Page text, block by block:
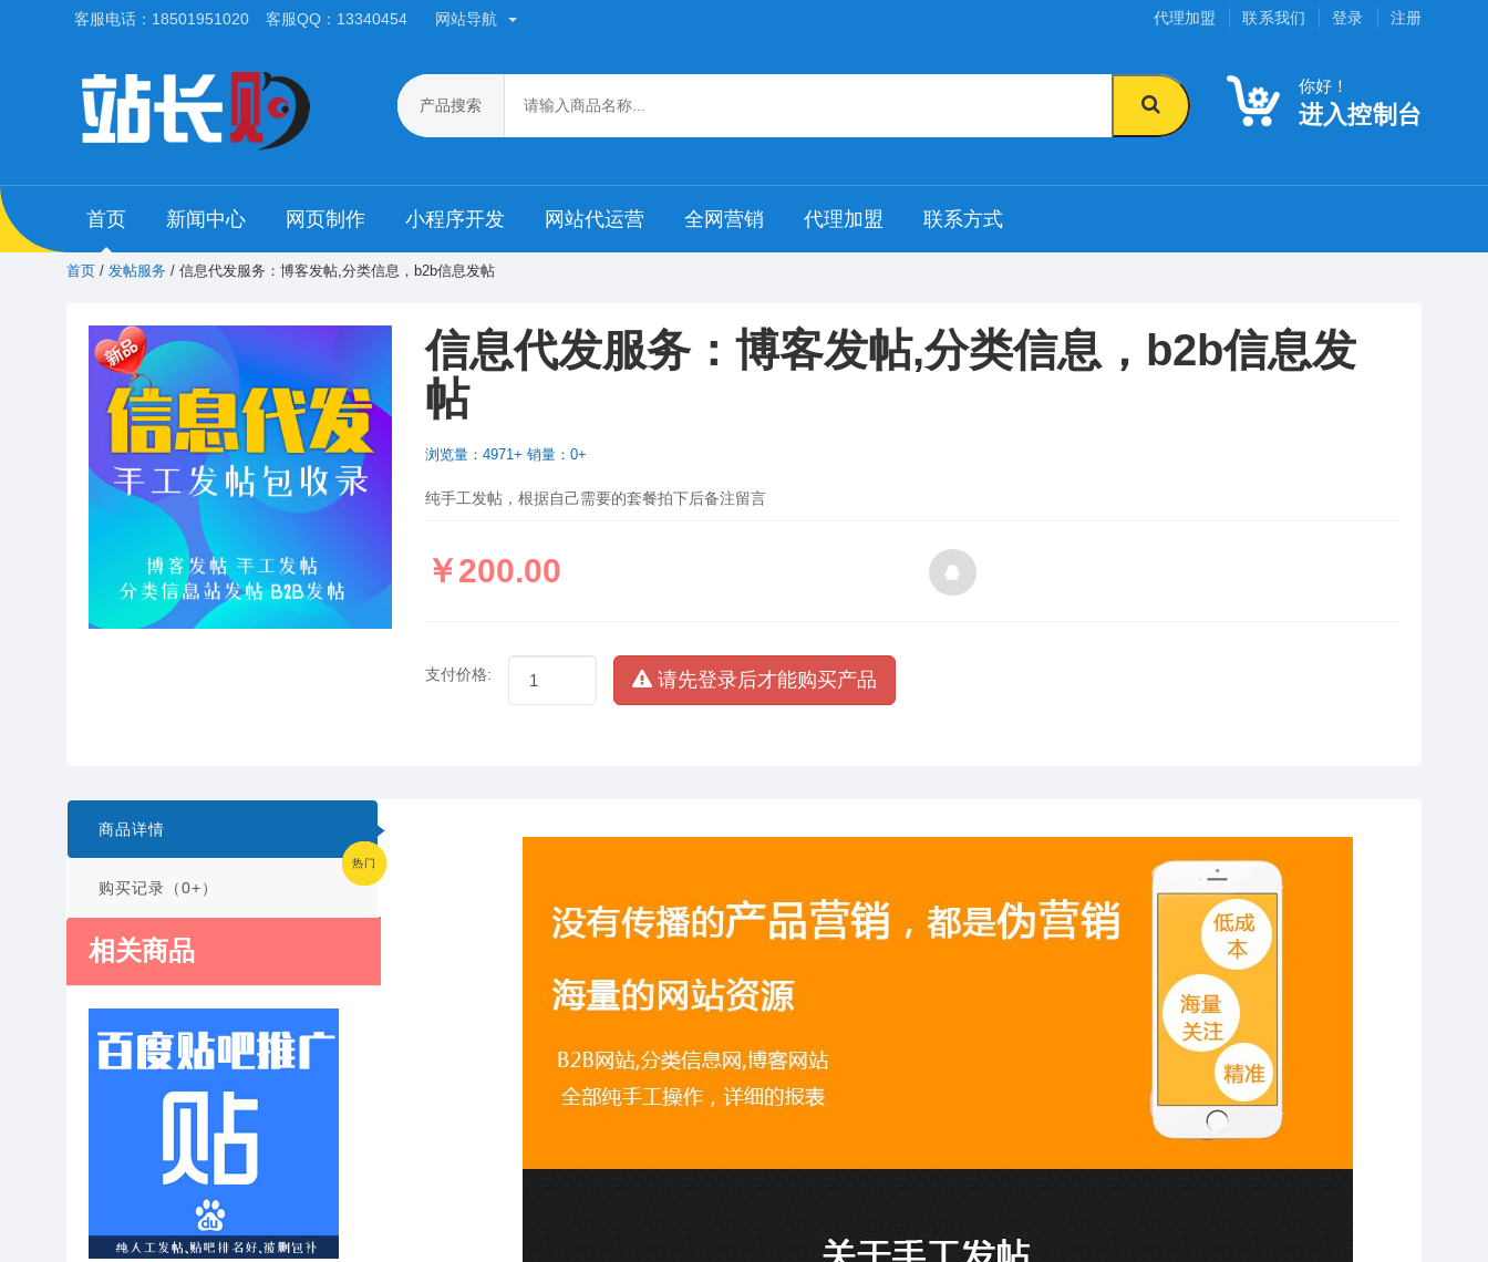
代理加盟 联系我们 登录 注册
客服电话：18501951020 客服QQ：13340454 网站导航
产品搜索
你好！
进入控制台
首页 新闻中心 网页制作 小程序开发 网站代运营 全网营销 代理加盟 联系方式
首页 / 发帖服务 / 信息代发服务：博客发帖,分类信息，b2b信息发帖
信息代发服务：博客发帖,分类信息，b2b信息发
帖
浏览量：4971+ 销量：0+
纯手工发帖，根据自己需要的套餐拍下后备注留言
￥200.00
支付价格: 请先登录后才能购买产品
商品详情
购买记录（0+）
相关商品
热门
热门
热门
热门